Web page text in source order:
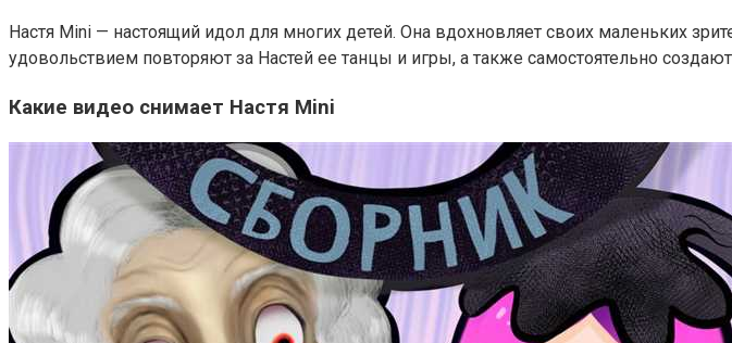
Настя Mini — настоящий идол для многих детей. Она вдохновляет своих маленьких
удовольствием повторяют за Настей ее танцы и игры, а также самостоятельно
Какие видео снимает Настя Mini